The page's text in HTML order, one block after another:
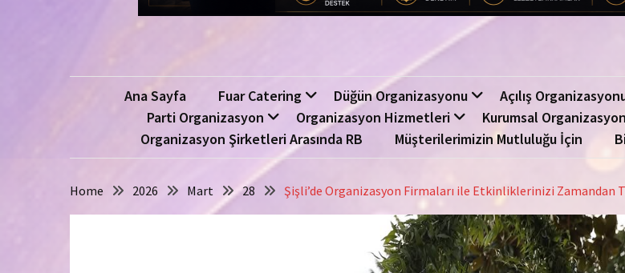
Ana Sayfa Fuar Catering Düğün Organizasyonu Açılış
Parti Organizasyon
Organizasyon Hizmetleri Kurumsal Organizasyon
Organizasyon Şirketleri Arasında RB
Müşterilerimizin Mutluluğu İçin
Home 2026 Mart 28 Şişli’de Organizasyon Firmaları ile Etkinliklerinizi Zamandan